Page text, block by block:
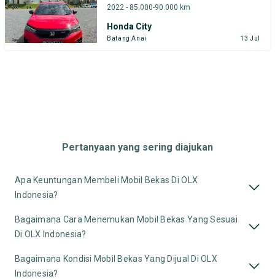
2022 - 85.000-90.000 km
Honda City
Batang Anai 13 Jul
Pertanyaan yang sering diajukan
Apa Keuntungan Membeli Mobil Bekas Di OLX
Indonesia?
Bagaimana Cara Menemukan Mobil Bekas Yang Sesuai
Di OLX Indonesia?
Bagaimana Kondisi Mobil Bekas Yang Dijual Di OLX
Indonesia?